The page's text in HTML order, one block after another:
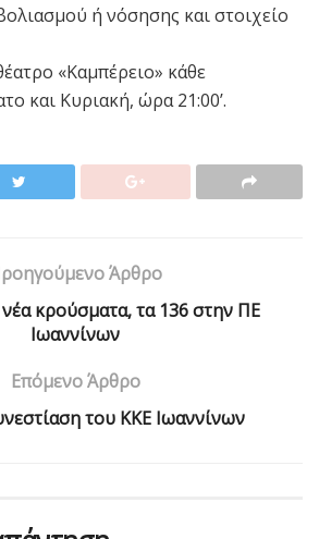
ή νόσησης και στοιχείο
«Καμπέρειο» κάθε
και Κυριακή, ώρα 21:00’.
Άρθρο
κρούσματα, τα 136 στην ΠΕ
Ιωαννίνων
Επόμενο Άρθρο
του ΚΚΕ Ιωαννίνων